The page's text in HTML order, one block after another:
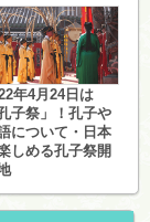
年4月24日は
孔子祭」！孔子や
について・日本
しめる孔子祭開